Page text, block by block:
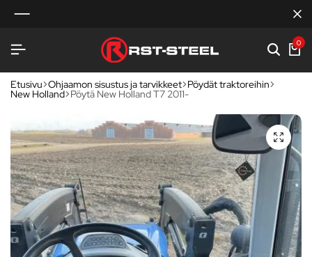
0
Etusivu Ohjaamon sisustus ja tarvikkeet Pöydät traktoreihin
New Holland Pöytä New Holland T7 2011-